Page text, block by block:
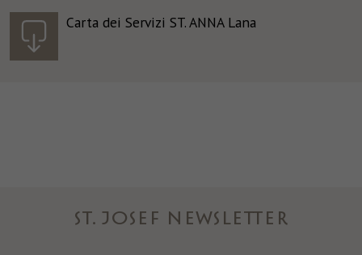
Carta dei Servizi ST. ANNA Lana
ST. JOSEF NEWSLETTER